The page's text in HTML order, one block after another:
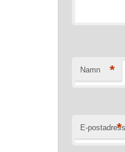
Namn *
E-postadress
*